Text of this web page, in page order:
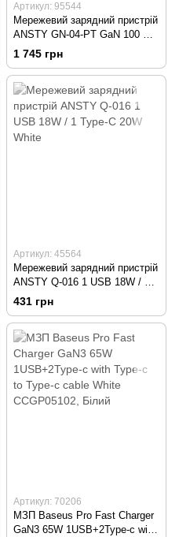
Артикул: 95544
Мережевий зарядний пристрій
ANSTY GN-04-PT GaN 100 W
(2 Type-C / 1 USB) White
1 745 грн
Артикул: 45564
Мережевий зарядний пристрій
ANSTY Q-016 1 USB 18W / 1
Type-C 20W White
431 грн
Артикул: 70206
МЗП Baseus Pro Fast Charger
GaN3 65W 1USB+2Type-c with